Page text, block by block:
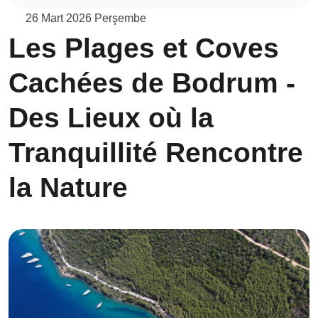
26 Mart 2026 Perşembe
Les Plages et Coves
Cachées de Bodrum -
Des Lieux où la
Tranquillité Rencontre
la Nature